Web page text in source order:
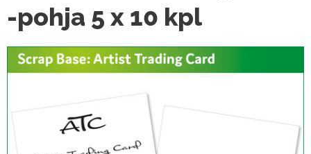
-pohja 5 x 10 kpl